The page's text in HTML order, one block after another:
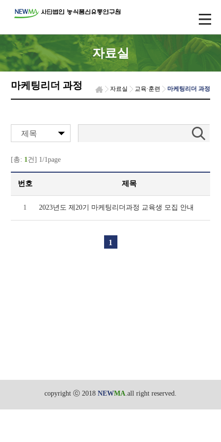
자료실
마케팅리더 과정 자료실 교육·훈련 마케팅리더 과정
제목
[총: 1건] 1/1page
번호 제목
1 2023년도 제20기 마케팅리더과정 교육생 모집 안내
1
copyright ⓒ 2018 NEWMA.all right reserved.